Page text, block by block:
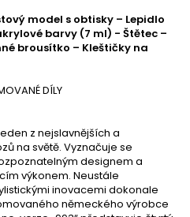
model s obtisky – Lepidlo
barvy (7 ml) - Štětec –
brousítko – Kleštičky na
DÍLY
z nejslavnějších a
na světě. Vyznačuje se
designem a
výkonem. Neustále
inovacemi dokonale
německého výrobce